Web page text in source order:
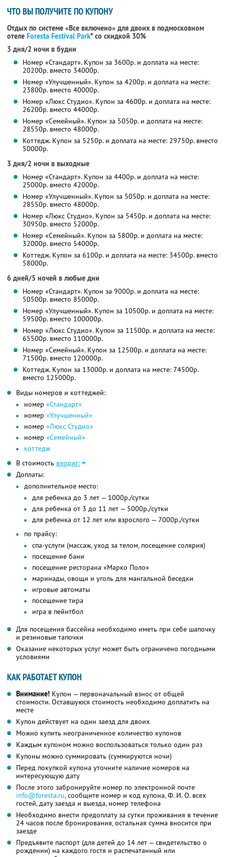
ЧТО ВЫ ПОЛУЧИТЕ ПО КУПОНУ
Отдых по системе «Все включено» для двоих в подмосковном
отеле Foresta Festival Park* со скидкой 30%
3 дня/2 ночи в будни
Номер «Стандарт». Купон за 3600р. и доплата на месте:
20200р. вместо 34000р.
Номер «Улучшенный». Купон за 4200р. и доплата на месте:
23800р. вместо 40000р.
Номер «Люкс Студио». Купон за 4600р. и доплата на месте:
26200р. вместо 44000р.
Номер «Семейный». Купон за 5050р. и доплата на месте:
28550р. вместо 48000р.
Коттедж. Купон за 5250р. и доплата на месте: 29750р. вместо
50000р.
3 дня/2 ночи в выходные
Номер «Стандарт». Купон за 4400р. и доплата на месте:
25000р. вместо 42000р.
Номер «Улучшенный». Купон за 5050р. и доплата на месте:
28550р. вместо 48000р.
Номер «Люкс Студио». Купон за 5450р. и доплата на месте:
30950р. вместо 52000р.
Номер «Семейный». Купон за 5800р. и доплата на месте:
32000р. вместо 54000р.
Коттедж. Купон за 6100р. и доплата на месте: 34500р. вместо
58000р.
6 дней/5 ночей в любые дни
Номер «Стандарт». Купон за 9000р. и доплата на месте:
50500р. вместо 85000р.
Номер «Улучшенный». Купон за 10500р. и доплата на месте:
59500р. вместо 100000р.
Номер «Люкс Студио». Купон за 11500р. и доплата на месте:
65500р. вместо 110000р.
Номер «Семейный». Купон за 12500р. и доплата на месте:
71500р. вместо 120000р.
Коттедж. Купон за 13000р. и доплата на месте: 74500р.
вместо 125000р.
Виды номеров и коттеджей:
номер «Стандарт»
номер «Улучшенный»
номер «Люкс Студио»
номер «Семейный»
коттедж
В стоимость входит:
Доплаты:
дополнительное место:
для ребенка до 3 лет — 1000р./сутки
для ребенка от 3 до 11 лет — 5000р./сутки
для ребенка от 12 лет или взрослого — 7000р./сутки
по прайсу:
спа-услуги (массаж, уход за телом, посещение солярия)
посещение бани
посещение ресторана «Марко Поло»
маринады, овощи и уголь для мангальной беседки
игровые автоматы
посещение тира
игра в пейнтбол
Для посещения бассейна необходимо иметь при себе шапочку
и резиновые тапочки
Оказание некоторых услуг может быть ограничено погодными
условиями
КАК РАБОТАЕТ КУПОН
Внимание! Купон — первоначальный взнос от общей
стоимости. Оставшуюся стоимость необходимо доплатить на
месте
Купон действует на один заезд для двоих
Можно купить неограниченное количество купонов
Каждым купоном можно воспользоваться только один раз
Купоны можно суммировать (суммируются ночи)
Перед покупкой купона уточните наличие номеров на
интересующую дату
После этого забронируйте номер по электронной почте
info@foresta.ru,сообщите номер и код купона,Ф. И. О.всех
гостей, дату заезда и выезда, номер телефона
Необходимо внести предоплату за сутки проживания в течение
24 часов после бронирования, остальная сумма вносится при
заезде
Предъявите паспорт (для детей до 14 лет — свидетельство о
рождении) на каждого гостя и распечатанный или